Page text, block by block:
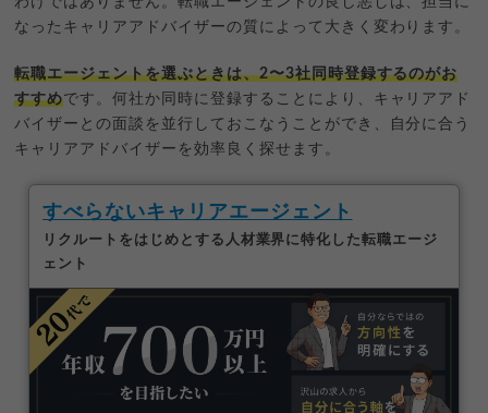
なったキャリアアドバイザーの質によって大きく変わります。
転職エージェントを選ぶときは、2〜3社同時登録するのがお
すすめです。何社か同時に登録することにより、キャリアアド
バイザーとの面談を並行しておこなうことができ、自分に合う
キャリアアドバイザーを効率良く探せます。
すべらないキャリアエージェント
リクルートをはじめとする人材業界に特化した転職エージ
ェント